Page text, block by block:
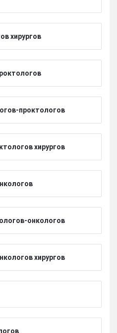
хирургов
проктологов
хирургов
онкологов
хирургов